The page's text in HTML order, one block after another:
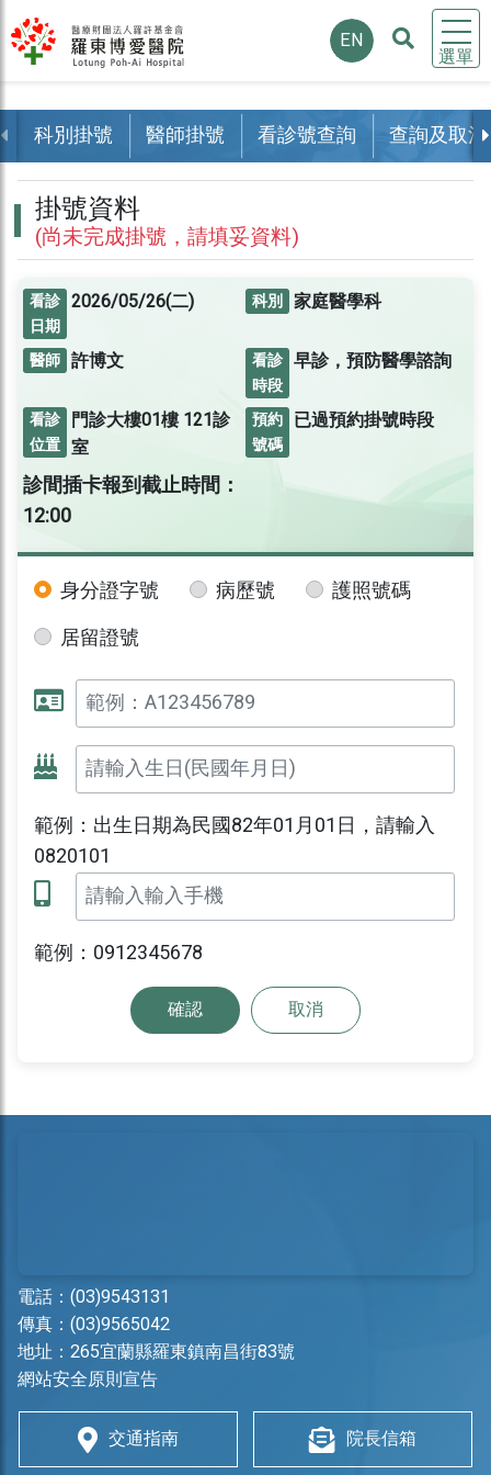
選單
EN
科別掛號 醫師掛號 看診號查詢 查詢及取消
掛號資料
(尚未完成掛號，請填妥資料)
看診
日期
2026/05/26(二) 科別 家庭醫學科
醫師 許博文
看診
時段
早診，預防醫學諮詢
看診
位置
門診大樓01樓 121診
室
預約
號碼
已過預約掛號時段
診間插卡報到截止時間：
12:00
身分證字號 病歷號
護照號碼
居留證號
範例：出生日期為民國82年01月01日，請輸入
0820101
範例：0912345678
確認 取消
電話： (03)9543131
傳真：(03)9565042
地址： 265宜蘭縣羅東鎮南昌街83號
網站安全原則宣告
交通指南 院長信箱